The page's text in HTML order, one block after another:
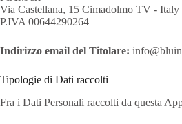
Via Castellana, 15 Cimadolmo TV - Italy
P.IVA 00644290264
Indirizzo email del Titolare:
Tipologie di Dati raccolti
Fra i Dati Personali raccolti da questa